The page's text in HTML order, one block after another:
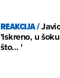
REAKCIJA/
'Iskreno, u
što... '